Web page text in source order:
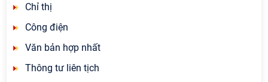
Chỉ thị
Công điện
Văn bản hợp nhất
Thông tư liên tịch